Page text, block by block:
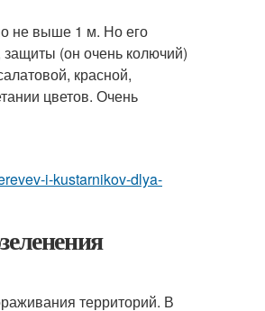
не выше 1 м. Но его
(он очень колючий)
красной,
цветов. Очень
i-kustarnikov-dlya-
территорий. В